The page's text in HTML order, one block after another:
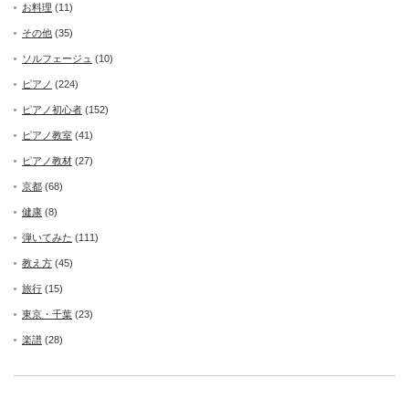
お料理 (11)
その他 (35)
ソルフェージュ (10)
ピアノ (224)
ピアノ初心者 (152)
ピアノ教室 (41)
ピアノ教材 (27)
京都 (68)
健康 (8)
弾いてみた (111)
教え方 (45)
旅行 (15)
東京・千葉 (23)
楽譜 (28)